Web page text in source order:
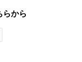
らから